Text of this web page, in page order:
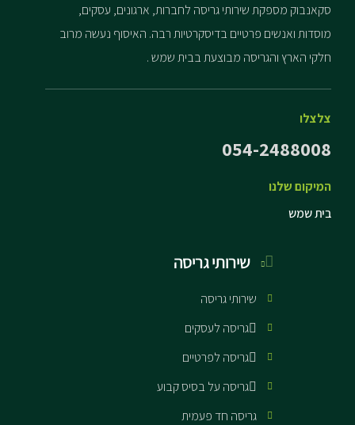
סקאנבוק מספקת שירותי גריסה לחברות, ארגונים, עסקים,
מוסדות ואנשים פרטיים בדיסקרטיות רבה. האיסוף נעשה מרוב
חלקי הארץ והגריסה מבוצעת בבית שמש .
צלצלו
054-2488008
המיקום שלנו
בית שמש
שירותי גריסה
שירותי גריסה
גריסה לעסקים
גריסה לפרטיים
גריסה על בסיס קבוע
גריסה חד פעמית